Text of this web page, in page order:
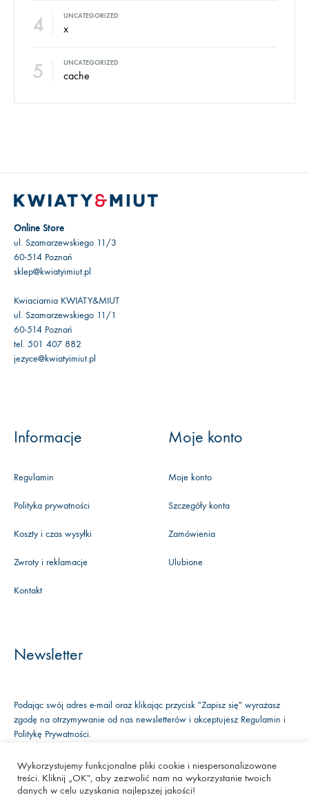
4 UNCATEGORIZED
x
5 UNCATEGORIZED
cache
Online Store
ul. Szamarzewskiego 11/3
60-514 Poznań
sklep@kwiatyimiut.pl
Kwiaciarnia KWIATY&MIUT
ul. Szamarzewskiego 11/1
60-514 Poznań
tel. 501 407 882
jezyce@kwiatyimiut.pl
Informacje
Regulamin
Polityka prywatności
Koszty i czas wysyłki
Zwroty i reklamacje
Kontakt
Moje konto
Moje konto
Szczegóły konta
Zamówienia
Ulubione
Newsletter
Podając swój adres e-mail oraz klikając przycisk "Zapisz się" wyrażasz
zgodę na otrzymywanie od nas newsletterów i akceptujesz Regulamin i
Politykę Prywatności.
FacebookInstagram
Youtube
Wykorzystujemy funkcjonalne pliki cookie i niespersonalizowane
treści. Kliknij „OK", aby zezwolić nam na wykorzystanie twoich
danych w celu uzyskania najlepszej jakości!